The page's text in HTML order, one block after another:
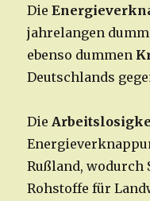
Die
jahrelangen
ebenso dummen
Deutschlands
Die
Rußland, wodurch
Rohstoffe für